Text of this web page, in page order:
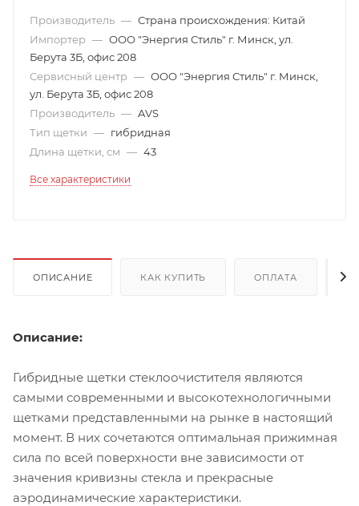
Производитель — Страна происхождения: Китай
Импортер — ООО "Энергия Стиль" г. Минск, ул.
Берута 3Б, офис 208
Сервисный центр — ООО "Энергия Стиль" г. Минск,
ул. Берута 3Б, офис 208
Производитель — AVS
Тип щетки — гибридная
Длина щетки, см — 43
Все характеристики
ОПИСАНИЕ КАК КУПИТЬ ОПЛАТА
Описание:
Гибридные щетки стеклоочистителя являются
самыми современными и высокотехнологичными
щетками представленными на рынке в настоящий
момент. В них сочетаются оптимальная прижимная
сила по всей поверхности вне зависимости от
значения кривизны стекла и прекрасные
аэродинамические характеристики.